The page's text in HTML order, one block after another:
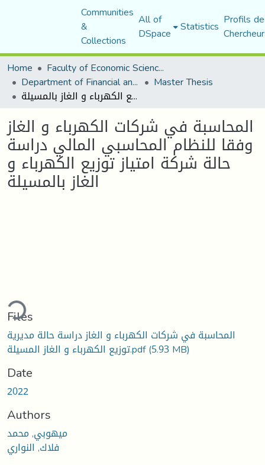
Communities
&
Collections
All of
DSpace Statistics Profils
Home
Faculty of Economic Sciences, Commerce and Management Sciences
Department of Financial and Accounting Sciences Master Thesis
المحاسبة في شركات الكهرباء و الغاز وفقا للنظام المحاسبي المالي دراسة حالة شركة امتياز توزيع الكهرباء و الغاز بالمسيلة
المحاسبة في شركات الكهرباء و الغاز
وفقا للنظام المحاسبي المالي دراسة
حالة شركة امتياز توزيع الكهرباء و
الغاز بالمسيلة
Files
المحاسبة في شركات الكهرباء و الغاز دراسة حالة مديرية
توزيع الكهرباء و الغاز المسيلة.pdf(5.93 MB)
Date
2022
Authors
ميهوبي, محمد
فلاك, النواري